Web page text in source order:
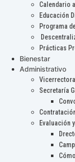
Calendario
Educación
Programa
Prácticas
Bienestar
Administrativo
Secretaría
Evaluación